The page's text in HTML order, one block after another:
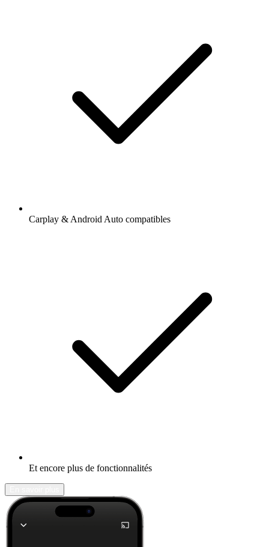
Carplay & Android Auto compatibles
Et encore plus de fonctionnalités